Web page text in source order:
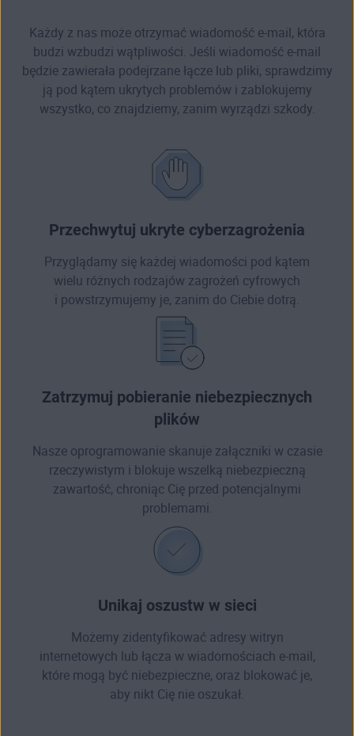
Każdy z nas może otrzymać wiadomość e-mail, która
budzi wzbudzi wątpliwości. Jeśli wiadomość e-mail
będzie zawierała podejrzane łącze lub pliki, sprawdzimy
ją pod kątem ukrytych problemów i zablokujemy
wszystko, co znajdziemy, zanim wyrządzi szkody.
Przechwytuj ukryte cyberzagrożenia
Przyglądamy się każdej wiadomości pod kątem
wielu różnych rodzajów zagrożeń cyfrowych
i powstrzymujemy je, zanim do Ciebie dotrą.
Zatrzymuj pobieranie niebezpiecznych
plików
Nasze oprogramowanie skanuje załączniki w czasie
rzeczywistym i blokuje wszelką niebezpieczną
zawartość, chroniąc Cię przed potencjalnymi
problemami.
Unikaj oszustw w sieci
Możemy zidentyfikować adresy witryn
internetowych lub łącza w wiadomościach e-mail,
które mogą być niebezpieczne, oraz blokować je,
aby nikt Cię nie oszukał.